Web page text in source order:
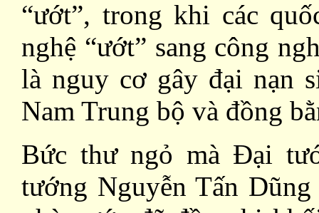
“ướt”, trong khi các
nghệ “ướt” sang công
là nguy cơ gây đại nạn
Nam Trung bộ và đồng
Bức thư ngỏ mà Đại
tướng Nguyễn Tấn